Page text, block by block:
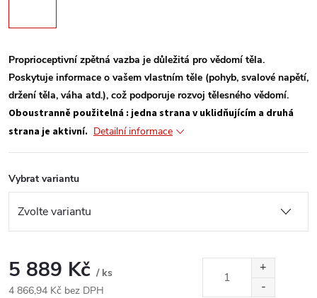
Proprioceptivní zpětná vazba je důležitá pro vědomí těla.
Poskytuje informace o vašem vlastním těle (pohyb, svalové napětí,
držení těla, váha atd.), což podporuje rozvoj tělesného vědomí.
Oboustranně použitelná : jedna strana v uklidňujícím a druhá
strana je aktivní. Detailní informace
Vybrat variantu
5 889 Kč / ks
4 866,94 Kč bez DPH